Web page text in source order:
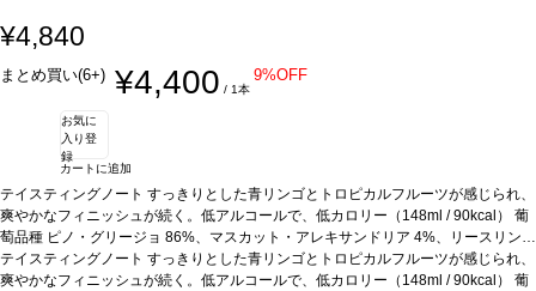
¥4,840
まとめ買い(6+) ¥4,400 / 1本
9%OFF
お気に
入り登
録
カートに追加
テイスティングノート すっきりとした青リンゴとトロピカルフルーツが感じられ、
爽やかなフィニッシュが続く。低アルコールで、低カロリー（148ml / 90kcal） 葡
萄品種 ピノ・グリージョ 86%、マスカット・アレキサンドリア 4%、リースリング
2%、サルタナ 2%、ゲヴュルツトラミネール 2%、その他 4%サスティナブル認証
カリフォルニア・グリーン・メダル-サスティナブル・ワイングローイング、ビジネ
テイスティングノート すっきりとした青リンゴとトロピカルフルーツが感じられ、
爽やかなフィニッシュが続く。低アルコールで、低カロリー（148ml / 90kcal） 葡